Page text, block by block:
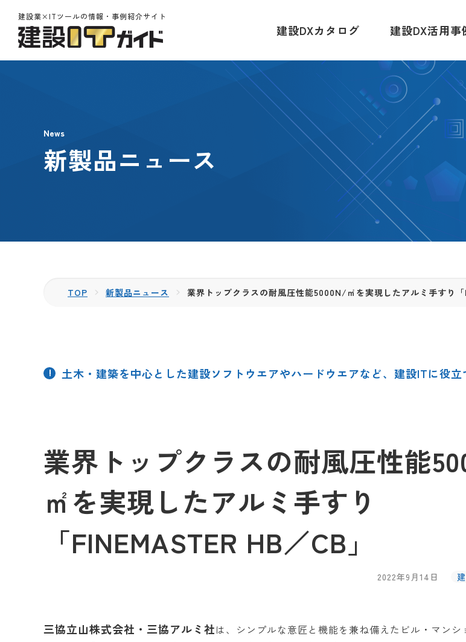
建設業×ITツールの情報・事例紹介サイト
建設DXカタログ 建設DX活用事
News
新製品ニュース
TOP 新製品ニュース 業界トップクラスの耐風圧性能5000N/㎡を実現したアルミ手すり「
土木・建築を中心とした建設ソフトウエアやハードウエアなど、建設ITに役立
業界トップクラスの耐風圧性能
㎡を実現したアルミ手すり
「FINEMASTER HB／CB」
2022年9月14日
三協立山株式会社・三協アルミ社は、シンプルな意匠と機能を兼ね備えたビル・マンシ